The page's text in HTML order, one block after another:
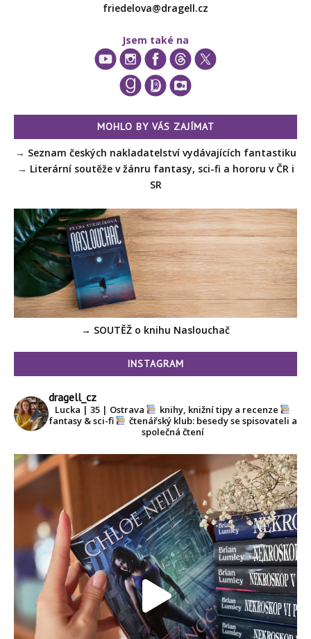
friedelova@dragell.cz
Jsem také na
MOHLO BY VÁS ZAJÍMAT
→ Seznam českých nakladatelství vydávajících fantastiku
→ Literární soutěže v žánru fantasy, sci-fi a hororu v ČR i
SR
→ SOUTĚŽ o knihu Naslouchač
INSTAGRAM
dragell_cz
Lucka | 35 | Ostrava
knihy, knižní tipy a recenze
fantasy & sci-fi
čtenářský klub: besedy se spisovateli a
společná čtení